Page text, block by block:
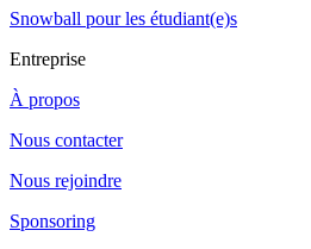
Snowball pour les étudiant(e)s
Entreprise
À propos
Nous contacter
Nous rejoindre
Sponsoring